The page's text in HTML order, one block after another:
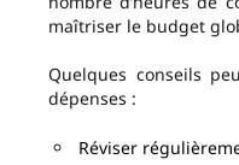
maîtriser le budget
Quelques conseils
dépenses :
Réviser